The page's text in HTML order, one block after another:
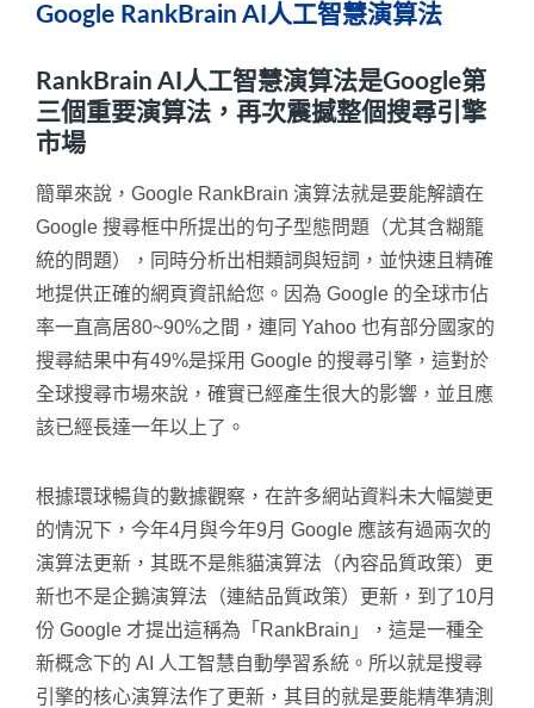
Google RankBrain AI人工智慧演算法
RankBrain AI人工智慧演算法是Google第
三個重要演算法，再次震撼整個搜尋引擎
市場
簡單來說，Google RankBrain 演算法就是要能解讀在
Google 搜尋框中所提出的句子型態問題（尤其含糊籠
統的問題），同時分析出相類詞與短詞，並快速且精確
地提供正確的網頁資訊給您。因為 Google 的全球市佔
率一直高居80~90%之間，連同 Yahoo 也有部分國家的
搜尋結果中有49%是採用 Google 的搜尋引擎，這對於
全球搜尋市場來說，確實已經產生很大的影響，並且應
該已經長達一年以上了。
根據環球暢貨的數據觀察，在許多網站資料未大幅變更
的情況下，今年4月與今年9月 Google 應該有過兩次的
演算法更新，其既不是熊貓演算法（內容品質政策）更
新也不是企鵝演算法（連結品質政策）更新，到了10月
份 Google 才提出這稱為「RankBrain」，這是一種全
新概念下的 AI 人工智慧自動學習系統。所以就是搜尋
引擎的核心演算法作了更新，其目的就是要能精準猜測